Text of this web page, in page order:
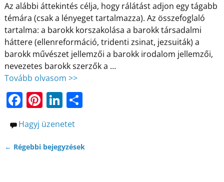
Az alábbi áttekintés célja, hogy rálátást adjon egy tágabb
témára (csak a lényeget tartalmazza). Az összefoglaló
tartalma: a barokk korszakolása a barokk társadalmi
háttere (ellenreformáció, tridenti zsinat, jezsuiták) a
barokk művészet jellemzői a barokk irodalom jellemzői,
nevezetes barokk szerzők a …
Tovább olvasom >>
F
a
c
e
Pi
nt
er
e
Li
n
k
e
O
a
Hagyj üzenetet
← Régebbi bejegyzések